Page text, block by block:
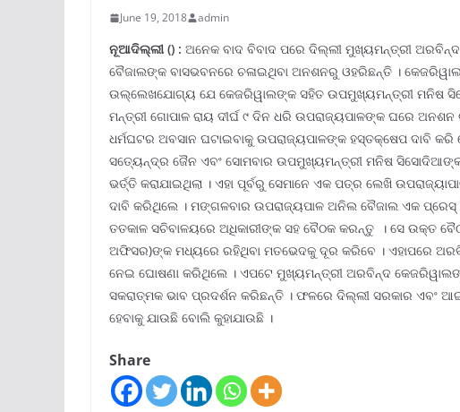
June 19, 2018 admin
ନୂଆଦିଲ୍ଲୀ () : ଅନେକ ବାଦ ବିବାଦ ପରେ ଦିଲ୍ଲୀ ମୁଖ୍ୟମନ୍ତ୍ରୀ
ବୈଜାଲଙ୍କ ବାସଭବନରେ ଚଳାଇଥିବା ଅନଶନରୁ ଓହରିଛନ୍ତି ।
ଉଲ୍ଲେଖଯୋଗ୍ୟ ଯେ କେଜରିୱାଲଙ୍କ ସହିତ ଉପମୁଖ୍ୟମନ୍ତ୍ରୀ ମନିଷ
ମନ୍ତ୍ରୀ ଗୋପାଳ ରାୟ ଦୀର୍ଘ ୯ ଦିନ ଧରି ଉପରାଜ୍ୟପାଳଙ୍କ ଘରେ
ଧର୍ମଘଟର ଅବସାନ ଘଟାଇବାକୁ ଉପରାଜ୍ୟପାଳଙ୍କ ହସ୍ତକ୍ଷେପ ଦାବି
ସତ୍ୟେନ୍ଦ୍ର ଜୈନ ଏବଂ ସୋମବାର ଉପମୁଖ୍ୟମନ୍ତ୍ରୀ ମନିଷ ସିସୋଦିଆଙ୍କ
ଭର୍ତ୍ତି କରାଯାଇଥିଲା । ଏହା ପୂର୍ବରୁ ସେମାନେ ଏକ ପତ୍ର ଲେଖି
ଦାବି କରିଥିଲେ । ମଙ୍ଗଳବାର ଉପରାଜ୍ୟପାଳ ଅନିଲ ବୈଜାଲ ଏକ
ତତକାଳ ସଚିବାଳୟରେ ଅଧିକାରୀଙ୍କ ସହ ବୈଠକ କରନ୍ତୁ । ସେ ଉକ୍ତ
ଅଫିସର)ଙ୍କ ମଧ୍ୟରେ ରହିଥିବା ମତଭେଦକୁ ଦୂର କରିବେ । ଏହାପରେ
ନେଇ ଘୋଷଣା କରିଥିଲେ । ଏପଟେ ମୁଖ୍ୟମନ୍ତ୍ରୀ ଅରବିନ୍ଦ
ସକରାତ୍ମକ ଭାବ ପ୍ରଦର୍ଶନ କରିଛନ୍ତି । ଫଳରେ ଦିଲ୍ଲୀ ସରକାର ଏବଂ
ହେବାକୁ ଯାଉଛି ବୋଲି କୁହାଯାଉଛି ।
Share